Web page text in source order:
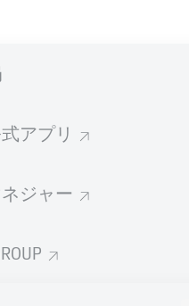
アプリ
ジャー
2026